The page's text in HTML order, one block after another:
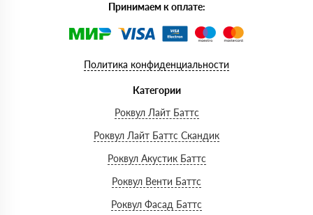
Принимаем к оплате:
Политика конфиденциальности
Категории
Роквул Лайт Баттс
Роквул Лайт Баттс Скандик
Роквул Акустик Баттс
Роквул Венти Баттс
Роквул Фасад Баттс